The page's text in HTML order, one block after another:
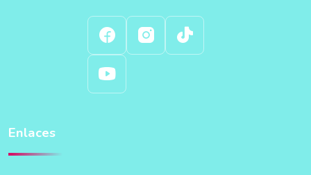
Enlaces